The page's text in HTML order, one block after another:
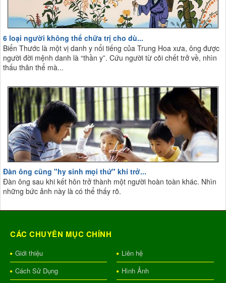
6 loại người không thể chữa trị cho dù...
Biển Thước là một vị danh y nổi tiếng của Trung Hoa xưa, ông được
người đời mệnh danh là “thần y”. Cứu người từ cõi chết trở về, nhìn
thấu thân thể mà...
Đàn ông cũng "hy sinh mọi thứ" khi trở...
Đàn ông sau khi kết hôn trở thành một người hoàn toàn khác. Nhìn
những bức ảnh này là có thể thấy rõ.
CÁC CHUYÊN MỤC CHÍNH
Giới thiệu
Liên hệ
Cách Sử Dụng
Hình Ảnh